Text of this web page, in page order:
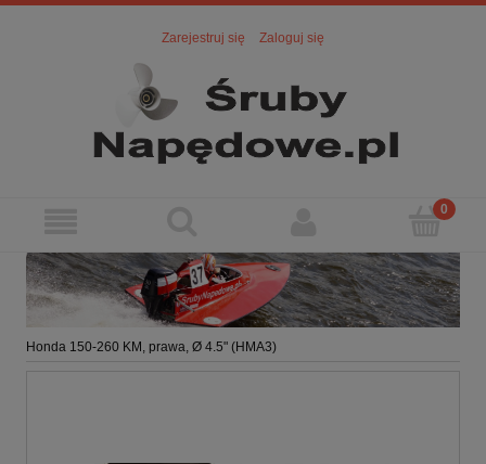
Zarejestruj się Zaloguj się
Honda 150-260 KM, prawa, Ø 4.5" (HMA3)